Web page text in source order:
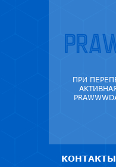
ПРИ
КОНТАКТЫ